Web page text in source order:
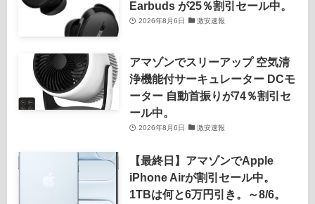
Earbuds が25％割引セール中。
2026年8月6日 激安速報
アマゾンでスリーアップ 空気清
浄機能付サーキュレーター DCモ
ーター 自動首振りが74％割引セ
ール中。
2026年8月6日 激安速報
【最終日】アマゾンでApple
iPhone Airが割引セール中。
1TBは何と6万円引き。～8/6。